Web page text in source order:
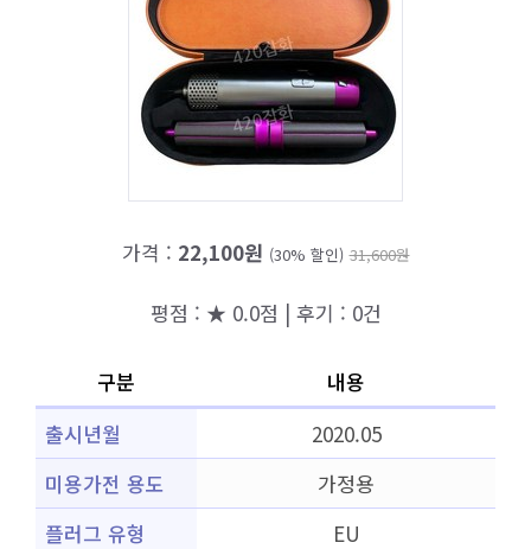
가격 : 22,100원 (30% 할인) 31,600원
평점 : ★ 0.0점 | 후기 : 0건
구분
내용
출시년월
2020.05
미용가전 용도
가정용
플러그 유형
EU